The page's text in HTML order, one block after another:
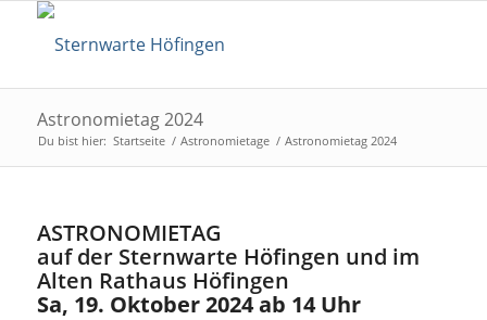
Astronomietag 2024
Du bist hier: Startseite / Astronomietage / Astronomietag 2024
ASTRONOMIETAG
auf der Sternwarte Höfingen und im
Alten Rathaus Höfingen
Sa, 19. Oktober 2024 ab 14 Uhr